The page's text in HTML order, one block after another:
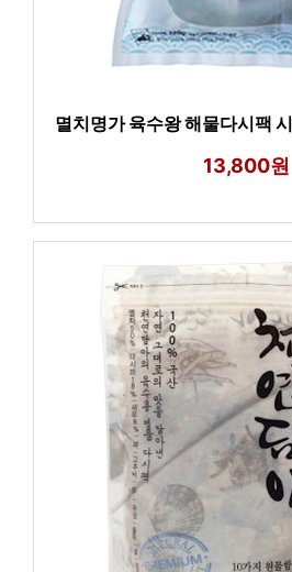
멸치명가 육수왕 해물다시팩
13,800원